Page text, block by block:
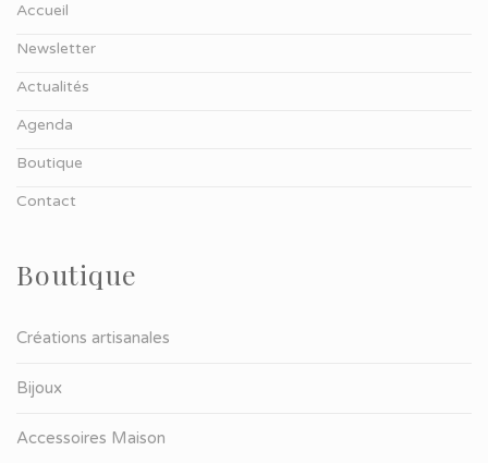
Accueil
Newsletter
Actualités
Agenda
Boutique
Contact
Boutique
Créations artisanales
Bijoux
Accessoires Maison